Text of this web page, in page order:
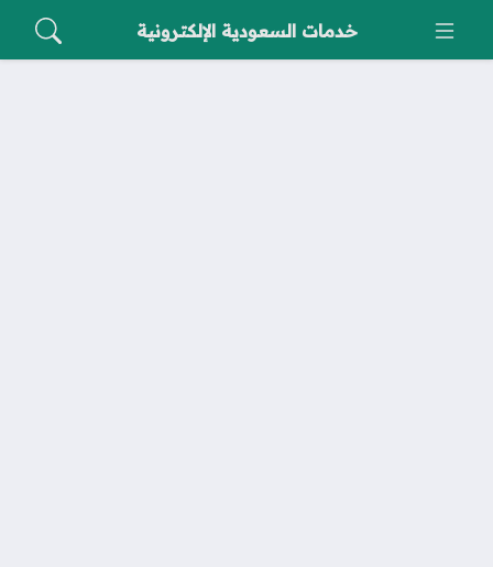
خدمات السعودية الإلكترونية